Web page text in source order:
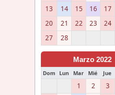
13
14 15 16 17
20
21 22 23 24
27
28
Marzo 2022
Dom Lun Mar Mié Jue
1 2 3